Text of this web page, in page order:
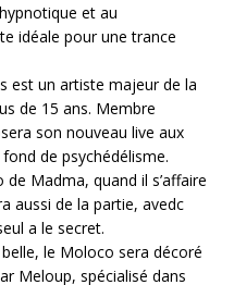
et au
idéale pour une trance
est un artiste majeur de la
de 15 ans. Membre
son nouveau live aux
de psychédélisme.
Madma, quand il s’affaire
aussi de la partie, avedc
a le secret.
le Moloco sera décoré
Meloup, spécialisé dans